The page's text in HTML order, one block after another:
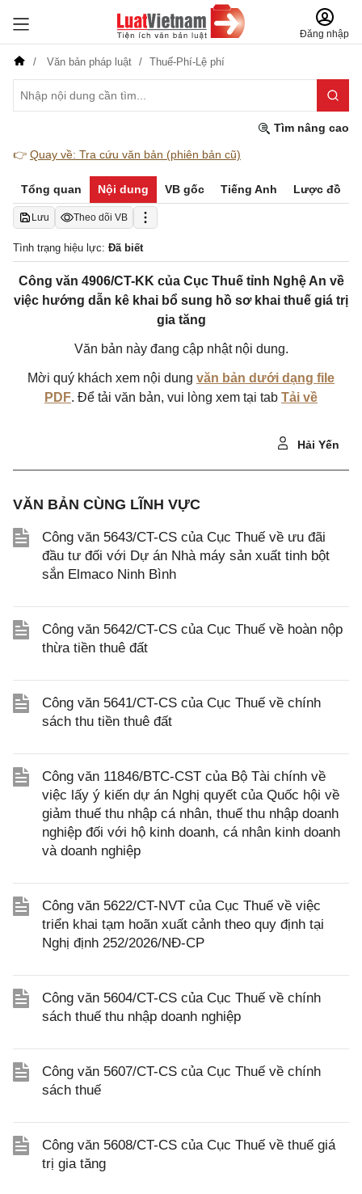
Đăng nhập
Văn bản pháp luật Thuế-Phí-Lệ phí
Tìm nâng cao
👉 Quay về: Tra cứu văn bản (phiên bản cũ)
Tổng quan Nội dung VB gốc Tiếng Anh Lược đồ
Lưu Theo dõi VB
Tình trạng hiệu lực: Đã biết
Công văn 4906/CT-KK của Cục Thuế tỉnh Nghệ An về
việc hướng dẫn kê khai bổ sung hồ sơ khai thuế giá trị
gia tăng
Văn bản này đang cập nhật nội dung.
Mời quý khách xem nội dung văn bản dưới dạng file
PDF. Để tải văn bản, vui lòng xem tại tab Tải về
Hải Yến
VĂN BẢN CÙNG LĨNH VỰC
Công văn 5643/CT-CS của Cục Thuế về ưu đãi
đầu tư đối với Dự án Nhà máy sản xuất tinh bột
sắn Elmaco Ninh Bình
Công văn 5642/CT-CS của Cục Thuế về hoàn nộp
thừa tiền thuê đất
Công văn 5641/CT-CS của Cục Thuế về chính
sách thu tiền thuê đất
Công văn 11846/BTC-CST của Bộ Tài chính về
việc lấy ý kiến dự án Nghị quyết của Quốc hội về
giảm thuế thu nhập cá nhân, thuế thu nhập doanh
nghiệp đối với hộ kinh doanh, cá nhân kinh doanh
và doanh nghiệp
Công văn 5622/CT-NVT của Cục Thuế về việc
triển khai tạm hoãn xuất cảnh theo quy định tại
Nghị định 252/2026/NĐ-CP
Công văn 5604/CT-CS của Cục Thuế về chính
sách thuế thu nhập doanh nghiệp
Công văn 5607/CT-CS của Cục Thuế về chính
sách thuế
Công văn 5608/CT-CS của Cục Thuế về thuế giá
trị gia tăng